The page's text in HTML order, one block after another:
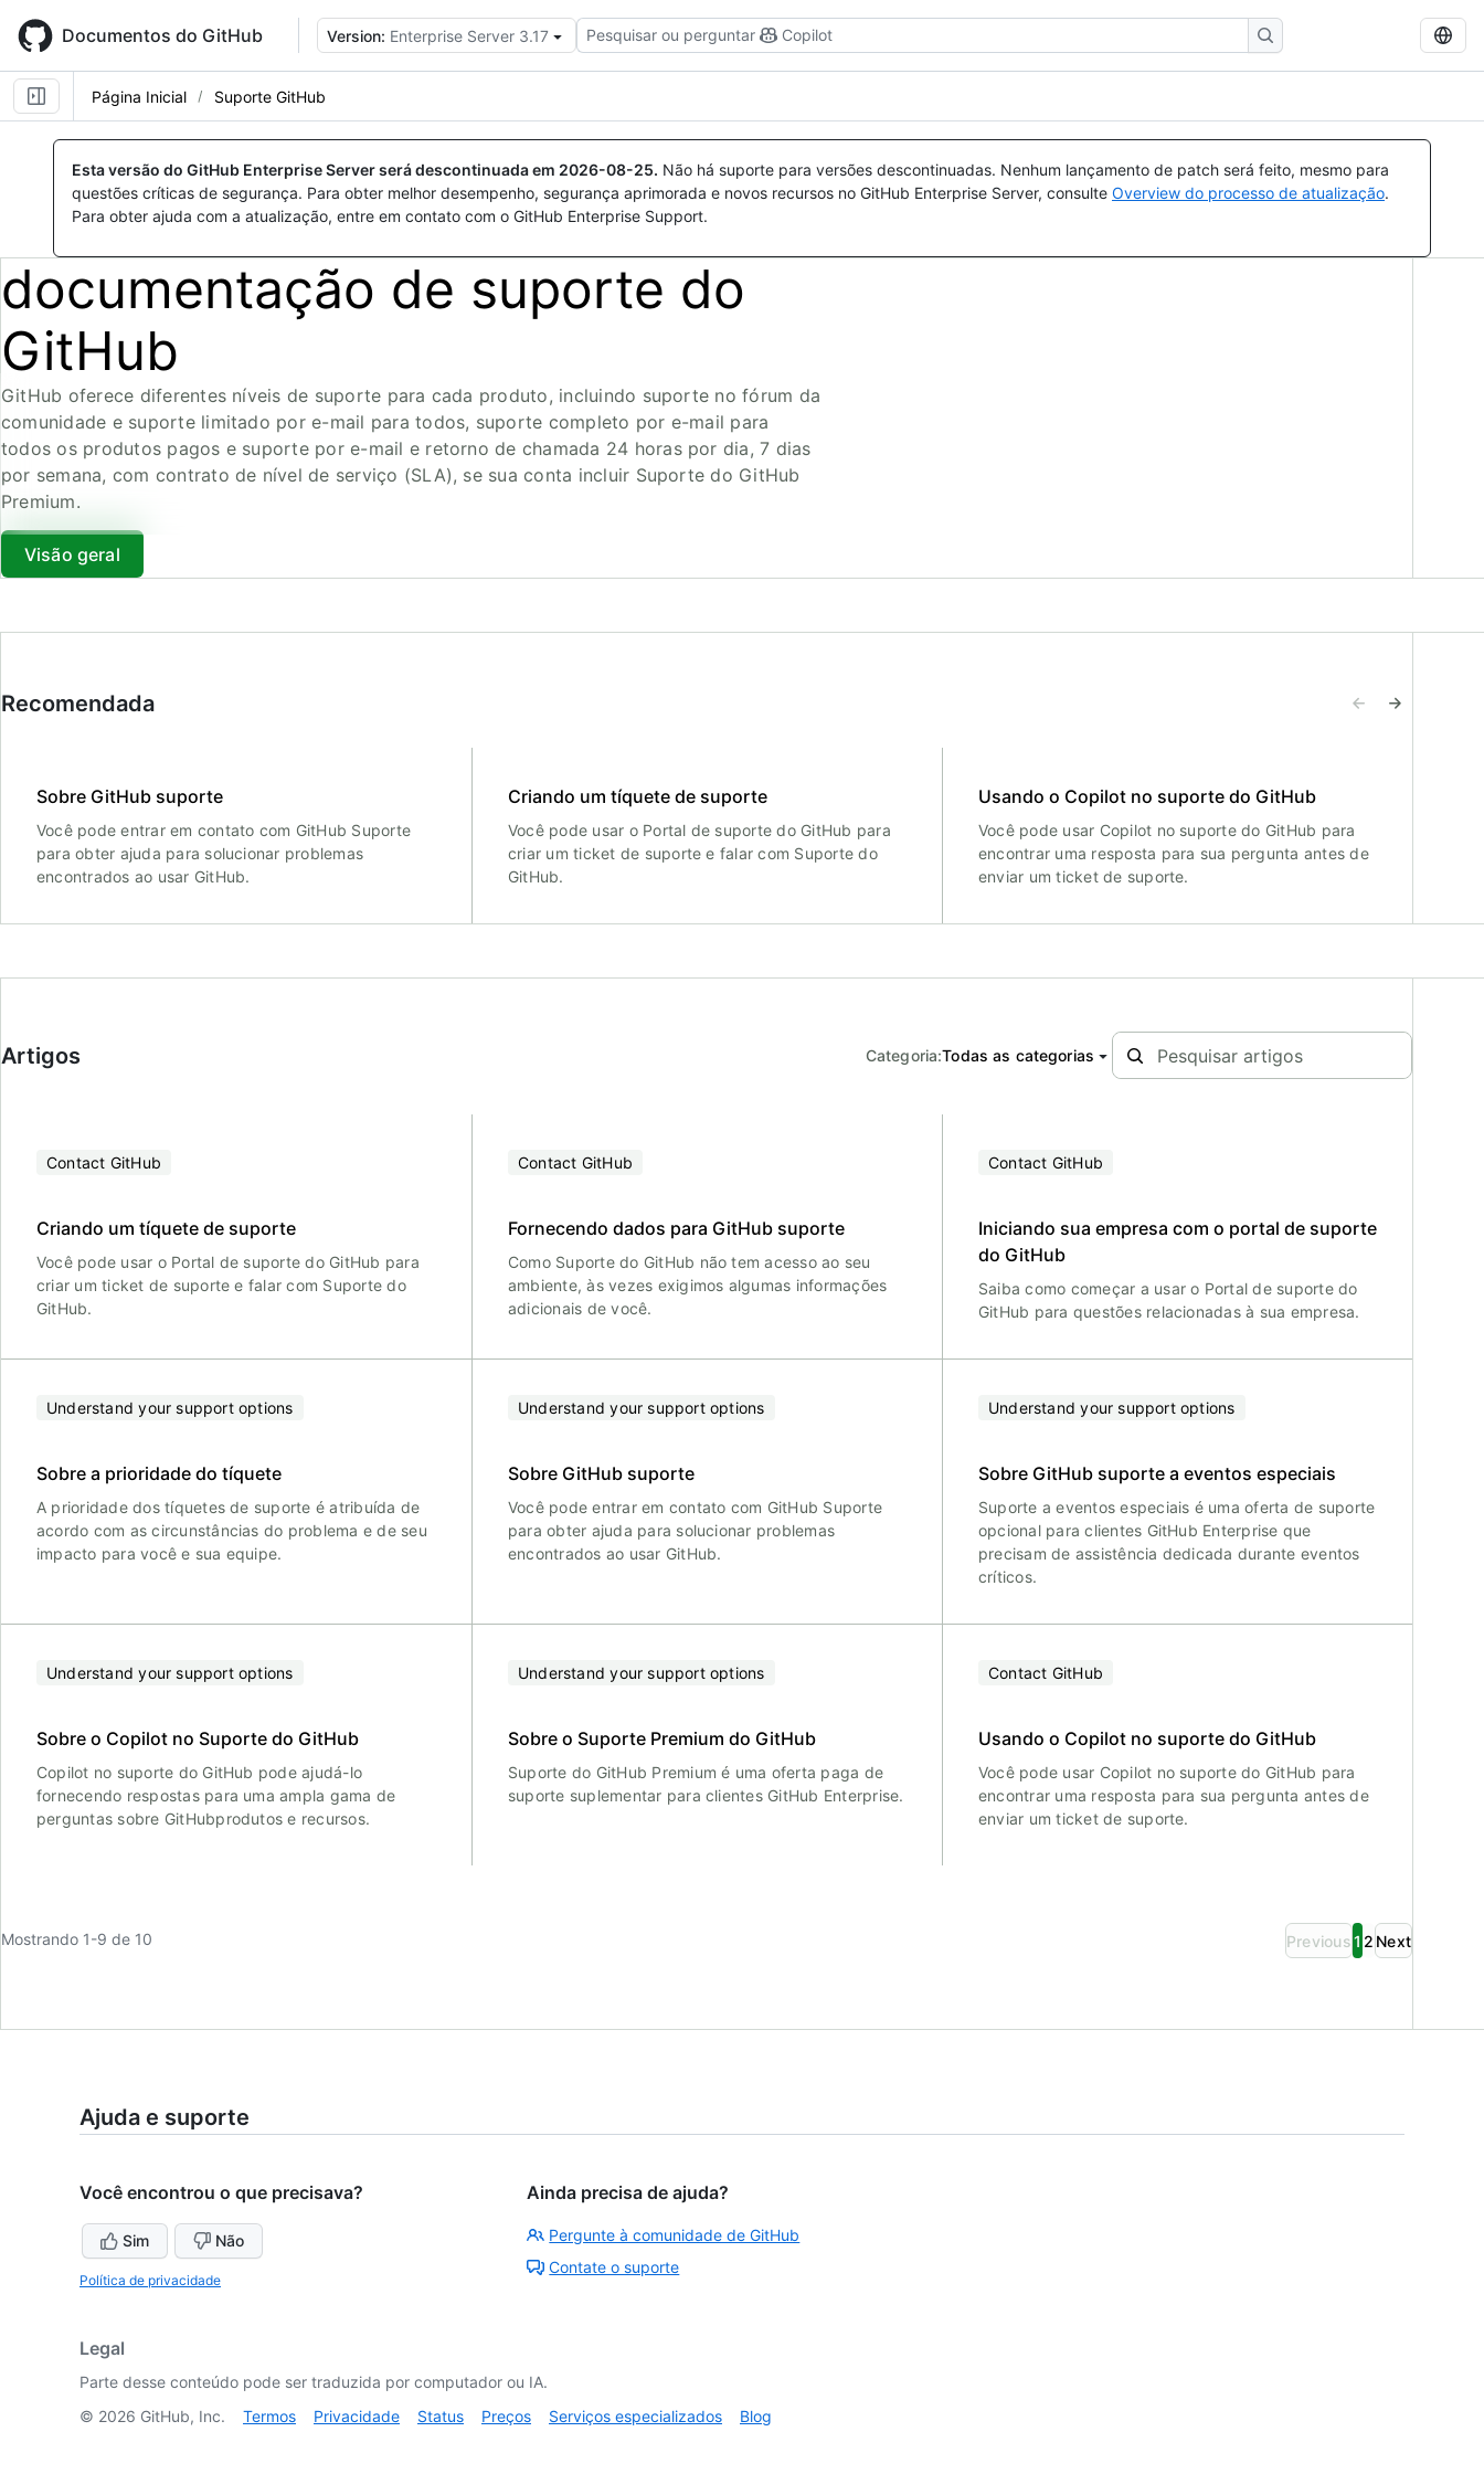
main
content
Documentos do GitHub Version: Enterprise Server 3.17 Pesquisar ou perguntar Copilot
Página Inicial Suporte GitHub
Esta versão do GitHub Enterprise Server será descontinuada em 2026-08-25. Não há suporte para versões descontinuadas. Nenhum lançamento de patch será feito, mesmo para
questões críticas de segurança. Para obter melhor desempenho, segurança aprimorada e novos recursos no GitHub Enterprise Server, consulte Overview do processo de atualização.
Para obter ajuda com a atualização, entre em contato com o GitHub Enterprise Support.
documentação de suporte do
GitHub
GitHub oferece diferentes níveis de suporte para cada produto, incluindo suporte no fórum da
comunidade e suporte limitado por e-mail para todos, suporte completo por e-mail para
todos os produtos pagos e suporte por e-mail e retorno de chamada 24 horas por dia, 7 dias
por semana, com contrato de nível de serviço (SLA), se sua conta incluir Suporte do GitHub
Premium.
Visão geral
Recomendada
Sobre GitHub suporte
Você pode entrar em contato com GitHub Suporte
para obter ajuda para solucionar problemas
encontrados ao usar GitHub.
Criando um tíquete de suporte
Você pode usar o Portal de suporte do GitHub para
criar um ticket de suporte e falar com Suporte do
GitHub.
Usando o Copilot no suporte do GitHub
Você pode usar Copilot no suporte do GitHub para
encontrar uma resposta para sua pergunta antes de
enviar um ticket de suporte.
Artigos Categoria:Todas as categorias
Contact GitHub
Criando um tíquete de suporte
Você pode usar o Portal de suporte do GitHub para
criar um ticket de suporte e falar com Suporte do
GitHub.
Contact GitHub
Fornecendo dados para GitHub suporte
Como Suporte do GitHub não tem acesso ao seu
ambiente, às vezes exigimos algumas informações
adicionais de você.
Contact GitHub
Iniciando sua empresa com o portal de suporte
do GitHub
Saiba como começar a usar o Portal de suporte do
GitHub para questões relacionadas à sua empresa.
Understand your support options
Sobre a prioridade do tíquete
A prioridade dos tíquetes de suporte é atribuída de
acordo com as circunstâncias do problema e de seu
impacto para você e sua equipe.
Understand your support options
Sobre GitHub suporte
Você pode entrar em contato com GitHub Suporte
para obter ajuda para solucionar problemas
encontrados ao usar GitHub.
Understand your support options
Sobre GitHub suporte a eventos especiais
Suporte a eventos especiais é uma oferta de suporte
opcional para clientes GitHub Enterprise que
precisam de assistência dedicada durante eventos
críticos.
Understand your support options
Sobre o Copilot no Suporte do GitHub
Copilot no suporte do GitHub pode ajudá-lo
fornecendo respostas para uma ampla gama de
perguntas sobre GitHubprodutos e recursos.
Understand your support options
Sobre o Suporte Premium do GitHub
Suporte do GitHub Premium é uma oferta paga de
suporte suplementar para clientes GitHub Enterprise.
Contact GitHub
Usando o Copilot no suporte do GitHub
Você pode usar Copilot no suporte do GitHub para
encontrar uma resposta para sua pergunta antes de
enviar um ticket de suporte.
Mostrando 1-9 de 10 Previous1 2 Next
Ajuda e suporte
Você encontrou o que precisava?
Sim Não
Política de privacidade
Ainda precisa de ajuda?
Pergunte à comunidade de GitHub
Contate o suporte
Legal
Parte desse conteúdo pode ser traduzida por computador ou IA.
© 2026 GitHub, Inc. Termos Privacidade Status Preços Serviços especializados Blog